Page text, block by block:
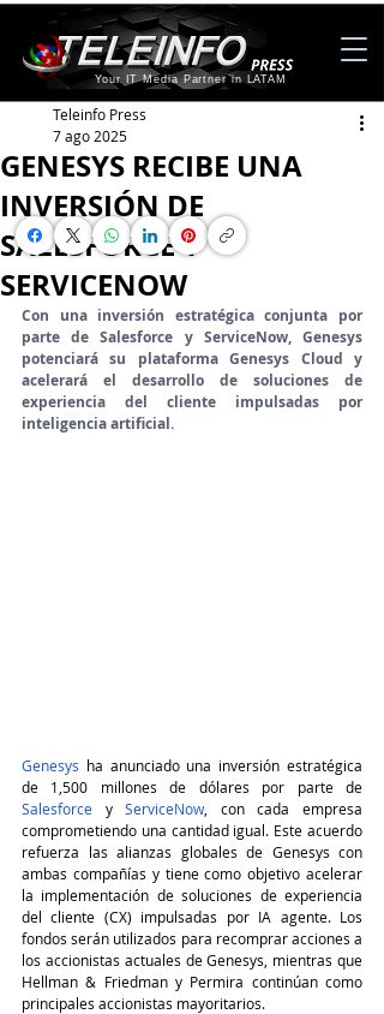
Your IT Media Partner in LATAM
GENESYS RECIBE UNA
INVERSIÓN DE
SALESFORCE Y
SERVICENOW
Teleinfo Press
7 ago 2025
Con una inversión estratégica conjunta por
parte de Salesforce y ServiceNow, Genesys
potenciará su plataforma Genesys Cloud y
acelerará el desarrollo de soluciones de
experiencia del cliente impulsadas por
inteligencia artificial.
Genesys ha anunciado una inversión estratégica
Salesforce y ServiceNow , con cada empresa
comprometiendo una cantidad igual. Este acuerdo
refuerza las alianzas globales de Genesys con
ambas compañías y tiene como objetivo acelerar
la implementación de soluciones de experiencia
del cliente (CX) impulsadas por IA agente. Los
fondos serán utilizados para recomprar acciones a
los accionistas actuales de Genesys, mientras que
Hellman & Friedman y Permira continúan como
principales accionistas mayoritarios.